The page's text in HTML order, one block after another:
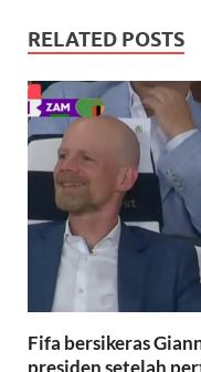
RELATED POSTS
Fifa bersikeras
presiden setelah